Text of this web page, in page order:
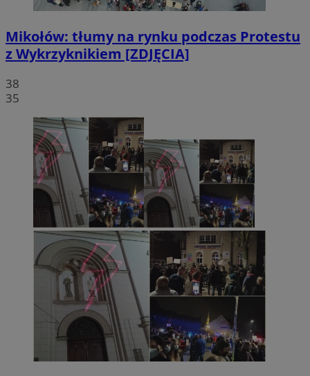
Mikołów: tłumy na rynku podczas Protestu
z Wykrzyknikiem [ZDJĘCIA]
38
35